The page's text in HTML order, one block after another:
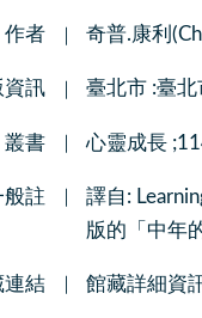
作者 奇普.康利
資訊 臺北市 :臺
叢書 心靈成長
般註
譯自:
版的「中年
連結 館藏詳細資